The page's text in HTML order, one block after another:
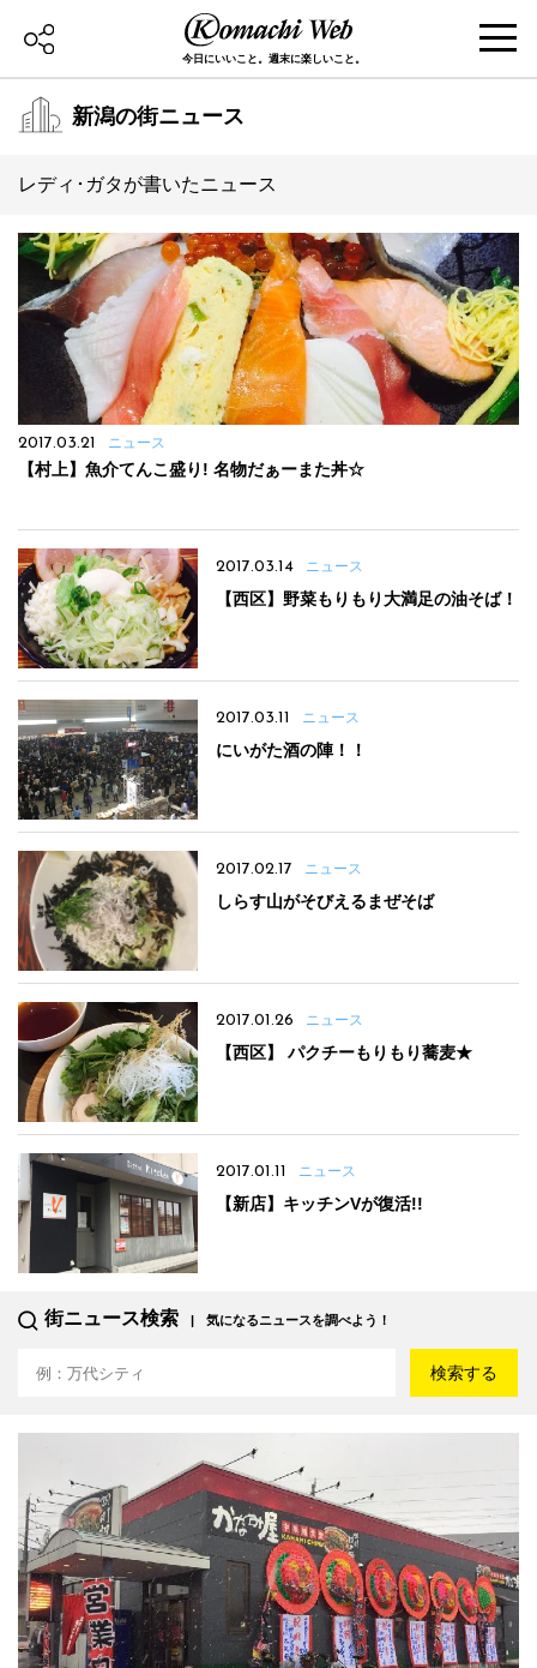
今日にいいこと。週末に楽しいこと。
新潟の街ニュース
レディ･ガタが書いたニュース
2017.03.21 ニュース
【村上】魚介てんこ盛り! 名物だぁーまた丼☆
2017.03.14 ニュース
【西区】野菜もりもり大満足の油そば！
2017.03.11 ニュース
にいがた酒の陣！！
2017.02.17 ニュース
しらす山がそびえるまぜそば
2017.01.26 ニュース
【西区】 パクチーもりもり蕎麦★
2017.01.11 ニュース
【新店】キッチンVが復活!!
街ニュース検索 気になるニュースを調べよう！
検索する